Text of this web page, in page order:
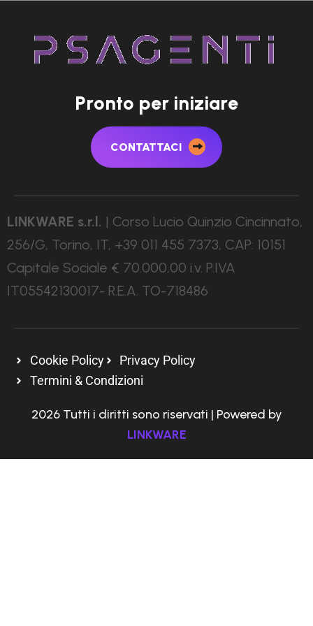
Pronto per iniziare
CONTATTACI
LINKWARE s.r.l. | Corso Lucio Quinzio Cincinnato,
256/G, Torino, IT, +39 011 455 7373, CAP: 10151
Capitale Sociale € 70.000,00 i.v. P.IVA
IT05542130017- R.E.A. TO-718486
Cookie Policy
Privacy Policy
Termini & Condizioni
2026 Tutti i diritti sono riservati | Powered by
LINKWARE